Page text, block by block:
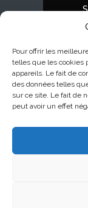
Pour offrir les
telles que les cookies
appareils. Le fait de
des données telles
sur ce site. Le fait de
peut avoir un effet
Pompel
de
© 2026 |